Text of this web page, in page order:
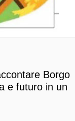
Borgo
e futuro in un